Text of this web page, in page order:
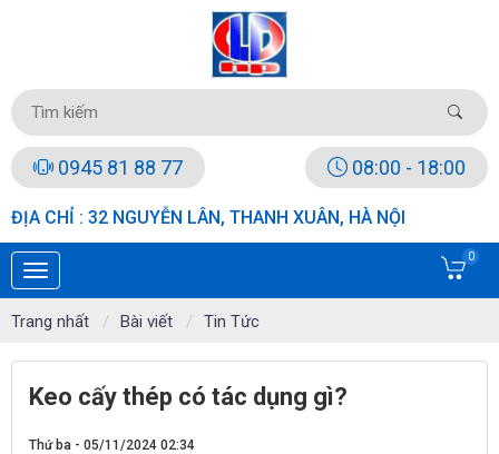
0945 81 88 77 08:00 - 18:00
ĐỊA CHỈ : 32 NGUYỄN LÂN, THANH XUÂN, HÀ NỘI
0
Trang nhất Bài viết Tin Tức
Keo cấy thép có tác dụng gì?
Thứ ba - 05/11/2024 02:34